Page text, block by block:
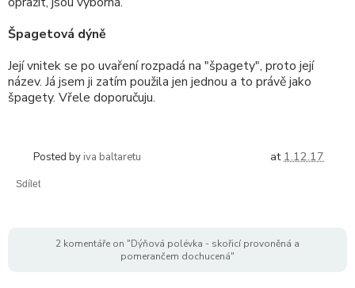
Špagetová dýně
Její vnitek se po uvaření rozpadá na "špagety", proto její
název. Já jsem ji zatím použila jen jednou a to právě jako
špagety. Vřele doporučuju.
Posted by iva baltaretu at1.12.17
Sdílet
2 komentáře on "Dýňová polévka - skořicí provoněná a
pomerančem dochucená"